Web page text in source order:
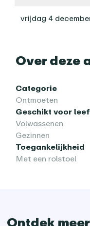
vrijdag 4
Over deze
Categorie
Ontmoeten
Geschikt voor
Volwassenen
Gezinnen
Toegankelijkheid
Met een rolstoel
Ontdek meer